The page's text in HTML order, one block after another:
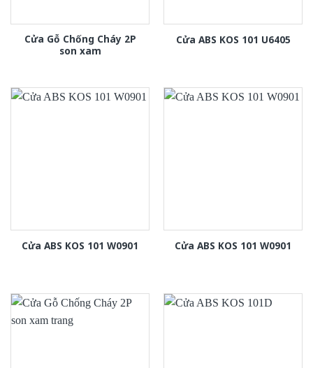
Cửa Gỗ Chống Cháy 2P
son xam
Cửa ABS KOS 101 U6405
Cửa ABS KOS 101 W0901 Cửa ABS KOS 101 W0901